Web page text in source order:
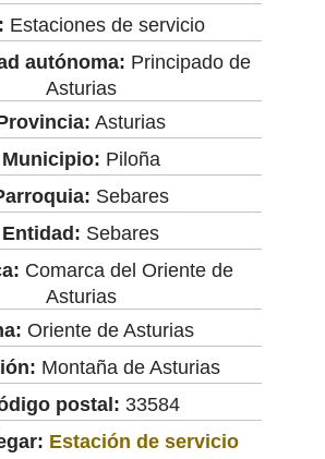
Estaciones de servicio
autónoma: Principado de
Asturias
Asturias
Municipio: Piloña
Sebares
Entidad: Sebares
Comarca del Oriente de
Asturias
Oriente de Asturias
Montaña de Asturias
postal: 33584
Estación de servicio